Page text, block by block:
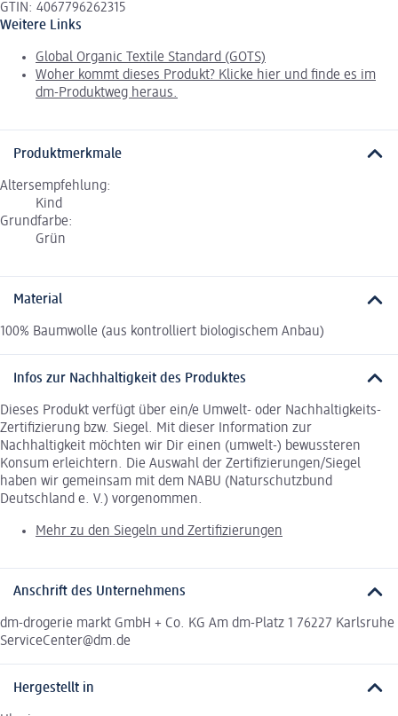
GTIN: 4067796262315
Weitere Links
Global Organic Textile Standard (GOTS)
Woher kommt dieses Produkt? Klicke hier und finde es im
dm-Produktweg heraus.
Produktmerkmale
Altersempfehlung:
Kind
Grundfarbe:
Grün
Material
100% Baumwolle (aus kontrolliert biologischem Anbau)
Infos zur Nachhaltigkeit des Produktes
Dieses Produkt verfügt über ein/e Umwelt- oder Nachhaltigkeits-
Zertifizierung bzw. Siegel. Mit dieser Information zur
Nachhaltigkeit möchten wir Dir einen (umwelt-) bewussteren
Konsum erleichtern. Die Auswahl der Zertifizierungen/Siegel
haben wir gemeinsam mit dem NABU (Naturschutzbund
Deutschland e. V.) vorgenommen.
Mehr zu den Siegeln und Zertifizierungen
Anschrift des Unternehmens
dm-drogerie markt GmbH + Co. KG Am dm-Platz 1 76227 Karlsruhe
ServiceCenter@dm.de
Hergestellt in